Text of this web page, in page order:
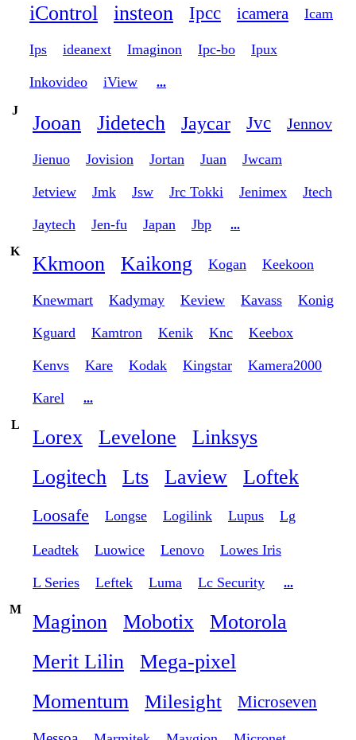
iControl
insteon Ipcc icamera Icam
Ips ideanext Imaginon Ipc-bo Ipux
Inkovideo iView ...
J
Jooan Jidetech Jaycar Jvc Jennov
Jienuo Jovision Jortan Juan Jwcam
Jetview Jmk Jsw Jrc Tokki Jenimex Jtech
Jaytech Jen-fu Japan Jbp
...
K
Kkmoon Kaikong Kogan Keekoon
Knewmart Kadymay Keview Kavass Konig
Kguard Kamtron Kenik Knc Keebox
Kenvs Kare Kodak Kingstar Kamera2000
Karel
...
L
Lorex Levelone
Linksys
Logitech
Lts Laview Loftek
Loosafe Longse Logilink Lupus Lg
Leadtek Luowice Lenovo Lowes Iris
L Series Leftek Luma Lc Security
...
M
Maginon Mobotix
Motorola
Merit Lilin
Mega-pixel
Momentum
Milesight Microseven